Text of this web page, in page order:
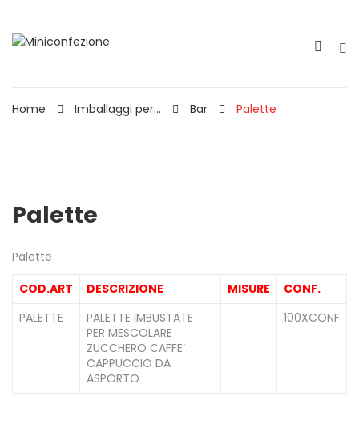
Home Imballaggi per... Bar Palette
Palette
Palette
COD.ART
DESCRIZIONE MISURE
CONF.
PALETTE
PALETTE IMBUSTATE
PER MESCOLARE
ZUCCHERO CAFFE’
CAPPUCCIO DA
ASPORTO
100XCONF